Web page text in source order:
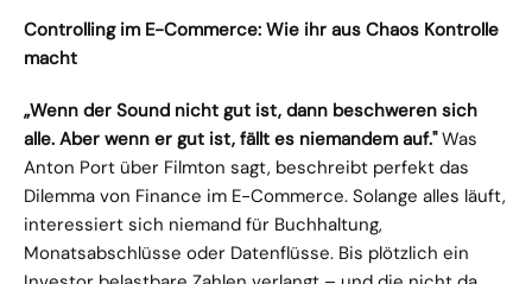
Controlling im E-Commerce: Wie ihr aus Chaos Kontrolle
macht
„Wenn der Sound nicht gut ist, dann beschweren sich
alle. Aber wenn er gut ist, fällt es niemandem auf." Was
Anton Port über Filmton sagt, beschreibt perfekt das
Dilemma von Finance im E-Commerce. Solange alles läuft,
interessiert sich niemand für Buchhaltung,
Monatsabschlüsse oder Datenflüsse. Bis plötzlich ein